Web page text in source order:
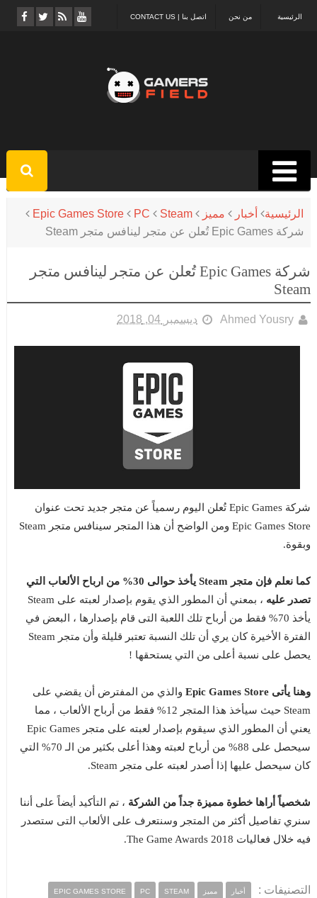
اتصل بنا | CONTACT US من نحن الرئيسية
الرئيسية أخبار مميز Epic Games Store PC
Steam
شركة Epic Games تُعلن عن متجر لينافس متجر Steam
شركة Epic Games تُعلن عن متجر لينافس متجر
Steam
Ahmed Yousry ديسمبر 04, 2018
شركة Epic Games تُعلن اليوم رسمياً عن متجر جديد تحت عنوان
Epic Games Store ومن الواضح أن هذا المتجر سينافس متجر Steam
وبقوة.
كما نعلم فإن متجر Steam يأخذ حوالى 30% من ارباح الألعاب التي
تصدر عليه
، بمعني أن المطور الذي يقوم بإصدار لعبته على Steam
يأخذ 70% فقط من أرباح تلك اللعبة التى قام بإصدارها ، البعض في
الفترة الأخيرة كان يري أن تلك النسبة تعتبر قليلة وأن متجر Steam
يحصل على نسبة أعلى من التي يستحقها !
وهنا يأتى Epic Games Store
والذي من المفترض أن يقضي على
Steam حيث سيأخذ هذا المتجر 12% فقط من أرباح الألعاب ، مما
يعني أن المطور الذي سيقوم بإصدار لعبته على متجر Epic Games
سيحصل على 88% من أرباح لعبته وهذا أعلى بكثير من الـ 70% التي
كان سيحصل عليها إذا أصدر لعبته على متجر Steam.
شخصياً أراها خطوة مميزة جداً من الشركة ، تم التأكيد أيضاً على أننا
سنري تفاصيل أكثر من المتجر وسنتعرف على الألعاب التى ستصدر
فيه خلال فعاليات The Game Awards 2018.
التصنيفات : أخبار مميز EPIC GAMES STORE PC STEAM